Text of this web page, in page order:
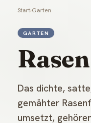
Start›Garten
GARTEN
Das dichte,
gemähter
umsetzt,